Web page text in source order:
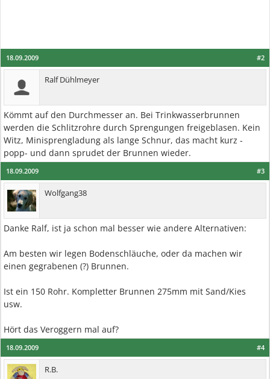
#2
18.09.2009
Ralf Dühlmeyer
Kömmt auf den Durchmesser an. Bei Trinkwasserbrunnen
werden die Schlitzrohre durch Sprengungen freigeblasen. Kein
Witz, Minisprengladung als lange Schnur, das macht kurz -
popp- und dann sprudet der Brunnen wieder.
#3
18.09.2009
Wolfgang38
Danke Ralf, ist ja schon mal besser wie andere Alternativen:
Am besten wir legen Bodenschläuche, oder da machen wir
einen gegrabenen (?) Brunnen.
Ist ein 150 Rohr. Kompletter Brunnen 275mm mit Sand/Kies
usw.
Hört das Veroggern mal auf?
#4
18.09.2009
R.B.